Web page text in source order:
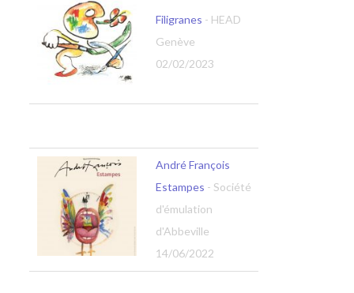
Filigranes - HEAD
Genève
02/02/2023
André François
Estampes - Société
d'émulation
d'Abbeville
14/06/2022